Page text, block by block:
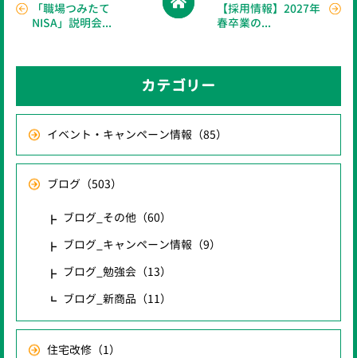
「職場つみたて
NISA」説明会...
【採用情報】2027年
春卒業の...
カテゴリー
イベント・キャンペーン情報 （85）
ブログ （503）
ブログ_その他 （60）
ブログ_キャンペーン情報 （9）
ブログ_勉強会 （13）
ブログ_新商品 （11）
住宅改修 （1）